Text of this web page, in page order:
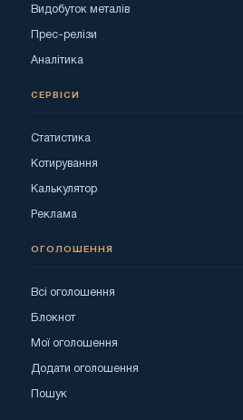
Видобуток металів
Прес-релізи
Аналітика
СЕРВІСИ
Статистика
Котирування
Калькулятор
Реклама
ОГОЛОШЕННЯ
Всі оголошення
Блокнот
Мої оголошення
Додати оголошення
Пошук